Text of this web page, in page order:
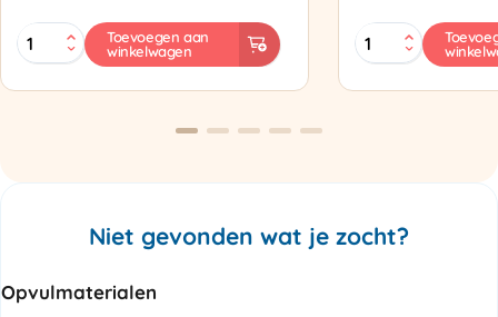
MINI
PAK'R
Refurbished
Toevoegen aan
winkelwagen
Zapak
ZP97
aantal
Niet gevonden wat je zocht?
Opvulmaterialen